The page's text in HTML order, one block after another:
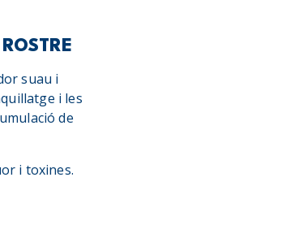
suau i
i les
de
i toxines.